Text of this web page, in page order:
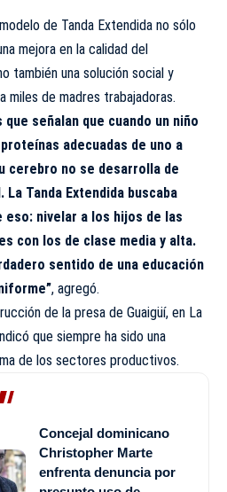
de Tanda Extendida no sólo
mejora en la calidad del
también una solución social y
miles de madres trabajadoras.
que señalan que cuando un niño
adecuadas de uno a
cerebro no se desarrolla de
La Tanda Extendida buscaba
eso: nivelar a los hijos de las
con los de clase media y alta.
sentido de una educación
, agregó.
de la presa de Guaigüí, en La
que siempre ha sido una
de los sectores productivos.
Concejal dominicano
Christopher Marte
enfrenta denuncia por